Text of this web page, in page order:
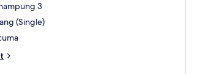
3
(Single)